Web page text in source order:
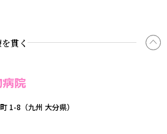
貫く
1-8（九州 大分県）